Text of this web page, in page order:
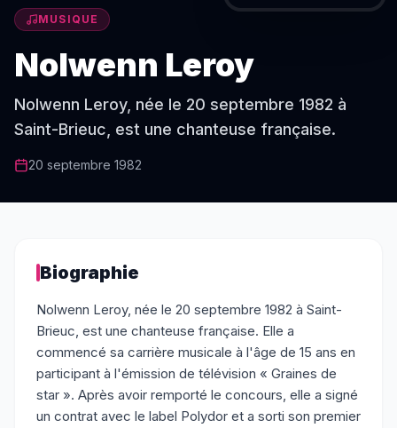
MUSIQUE
Nolwenn Leroy
Nolwenn Leroy, née le 20 septembre 1982 à
Saint-Brieuc, est une chanteuse française.
20 septembre 1982
Biographie
Nolwenn Leroy, née le 20 septembre 1982 à Saint-
Brieuc, est une chanteuse française. Elle a
commencé sa carrière musicale à l'âge de 15 ans en
participant à l'émission de télévision « Graines de
star ». Après avoir remporté le concours, elle a signé
un contrat avec le label Polydor et a sorti son premier